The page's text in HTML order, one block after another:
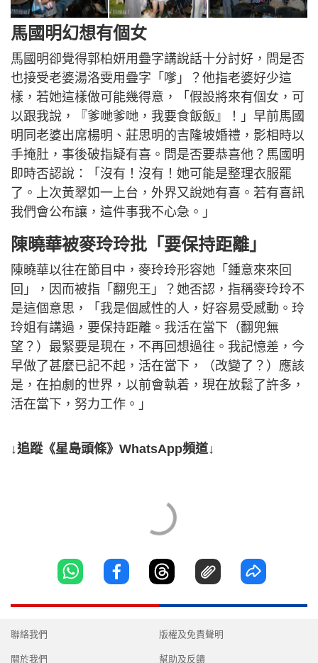
馬國明幻想有個女
馬國明卻覺得郭柏妍用疊字講說話十分討好，問是否
也接受老婆湯洛雯用疊字「嗲」？他指老婆好少這
樣，若她這樣做可能幾得意，「假設將來有個女，可
以跟我說，『爹哋爹哋，我要食飯飯』！」早前馬國
明同老婆出席楊明、莊思明的吉隆坡婚禮，影相時以
手掩肚，事後破指疑有喜。問是否要恭喜他？馬國明
即時否認說：「沒有！沒有！她可能是整理衣服罷
了。上次黃翠如一上台，外界又說她有喜。若有喜訊
我們會公布讓，這件事我不心急。」
陳曉華被麥玲玲批「要保持距離」
陳曉華以往在節目中，麥玲玲形容她「鍾意來來回
回」，因而被指「翻兜王」？她否認，指稱麥玲玲不
是這個意思，「我是個感性的人，好容易受感動。玲
玲姐有講過，要保持距離。我活在當下（翻兜無
望？）最緊要是現在，不再回想過往。我記憶差，今
早做了甚麼已記不起，活在當下，（改變了？）應該
是，在拍劇的世界，以前會執着，現在放鬆了許多，
活在當下，努力工作。」
↓追蹤《星島頭條》WhatsApp頻道↓
聯絡我們
關於我們
版權及免責聲明
幫助及反饋